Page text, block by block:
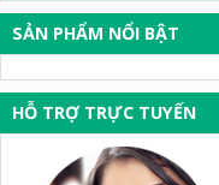
SẢN PHẨM NỔI BẬT
HỖ TRỢ TRỰC TUYẾN